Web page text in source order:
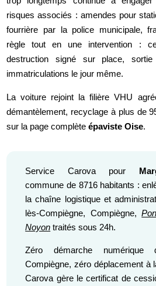
risques associés : amendes pour
fourrière par la police municipale,
règle tout en une intervention :
destruction signé sur place,
immatriculations le jour même.
La voiture rejoint la filière VHU
démantèlement, recyclage à plus de
sur la page complèteépaviste Oise.
Service Carova pour
commune de 8716 habitants :
la chaîne logistique et
lès-Compiègne, Compiègne,
Noyon traités sous 24h.
Zéro démarche numérique
Compiègne, zéro déplacement à
Carova gère le certificat de